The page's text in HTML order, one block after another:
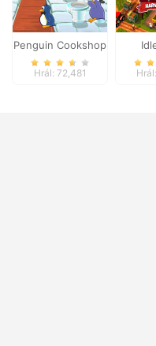
Penguin Cookshop
Hrál: 72,481